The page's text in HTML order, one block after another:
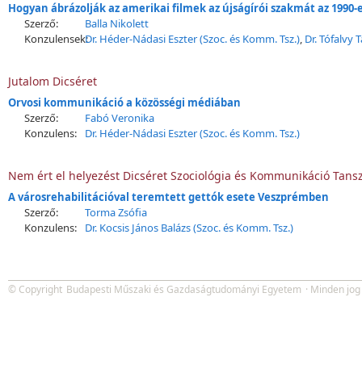
Hogyan ábrázolják az amerikai filmek az újságírói szakmát az
Szerző:
Balla Nikolett
Konzulensek:Dr. Héder-Nádasi Eszter (Szoc. és Komm. Tsz.), Dr. Tófalvy
Jutalom Dicséret
Orvosi kommunikáció a közösségi médiában
Szerző:
Fabó Veronika
Konzulens:
Dr. Héder-Nádasi Eszter (Szoc. és Komm. Tsz.)
Nem ért el helyezést Dicséret Szociológia és Kommunikáció
A városrehabilitációval teremtett gettók esete Veszprémben
Szerző:
Torma Zsófia
Konzulens:
Dr. Kocsis János Balázs (Szoc. és Komm. Tsz.)
© Copyright Budapesti Műszaki és Gazdaságtudományi Egyetem · Minden